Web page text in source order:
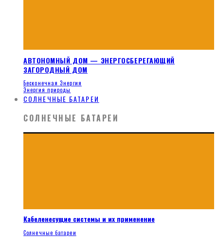
АВТОНОМНЫЙ ДОМ — ЭНЕРГОСБЕРЕГАЮЩИЙ
ЗАГОРОДНЫЙ ДОМ
Бесконечная Энергия
Энергия природы
СОЛНЕЧНЫЕ БАТАРЕИ
СОЛНЕЧНЫЕ БАТАРЕИ
Кабеленесущие системы и их применение
Солнечные батареи